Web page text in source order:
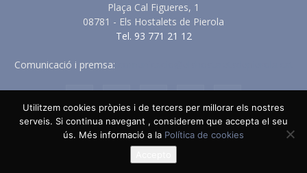
Plaça Cal Figueres, 1
08781 - Els Hostalets de Pierola
Tel. 93 771 21 12
Comunicació i premsa:
Avis Legal Política de Privacitat
Política de Cookies
Política en vers a les Xarxes Socials
Utilitzem cookies pròpies i de tercers per millorar els nostres
serveis. Si continua navegant , considerem que accepta el seu
ús. Més informació a la Política de cookies